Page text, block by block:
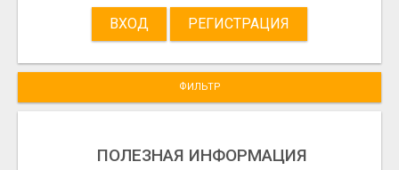
ВХОД
РЕГИСТРАЦИЯ
ФИЛЬТР
ПОЛЕЗНАЯ ИНФОРМАЦИЯ